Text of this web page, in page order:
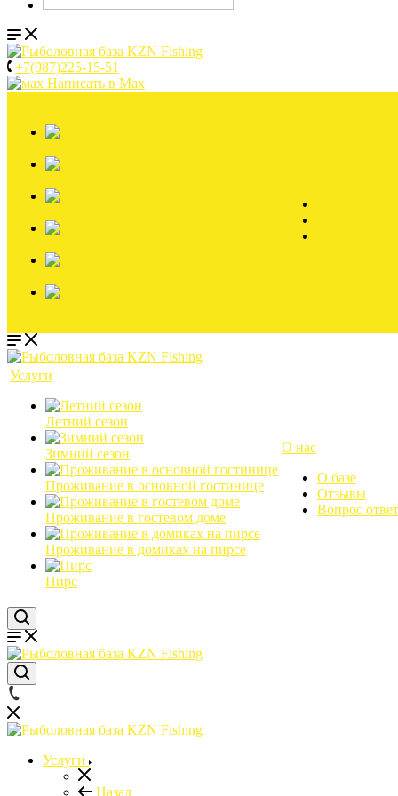
+7(987)225-15-51
Написать в Мах
Услуги
Летний сезон
Зимний сезон
Проживание в основной гостинице
Проживание в гостевом доме
Проживание в домиках на пирсе
Пирс
О нас
О базе
Отзывы
Вопрос ответ
Услуги
Назад